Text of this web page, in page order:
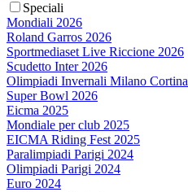
Speciali
Mondiali 2026
Roland Garros 2026
Sportmediaset Live Riccione 2026
Scudetto Inter 2026
Olimpiadi Invernali Milano
Super Bowl 2026
Eicma 2025
Mondiale per club 2025
EICMA Riding Fest 2025
Paralimpiadi Parigi 2024
Olimpiadi Parigi 2024
Euro 2024